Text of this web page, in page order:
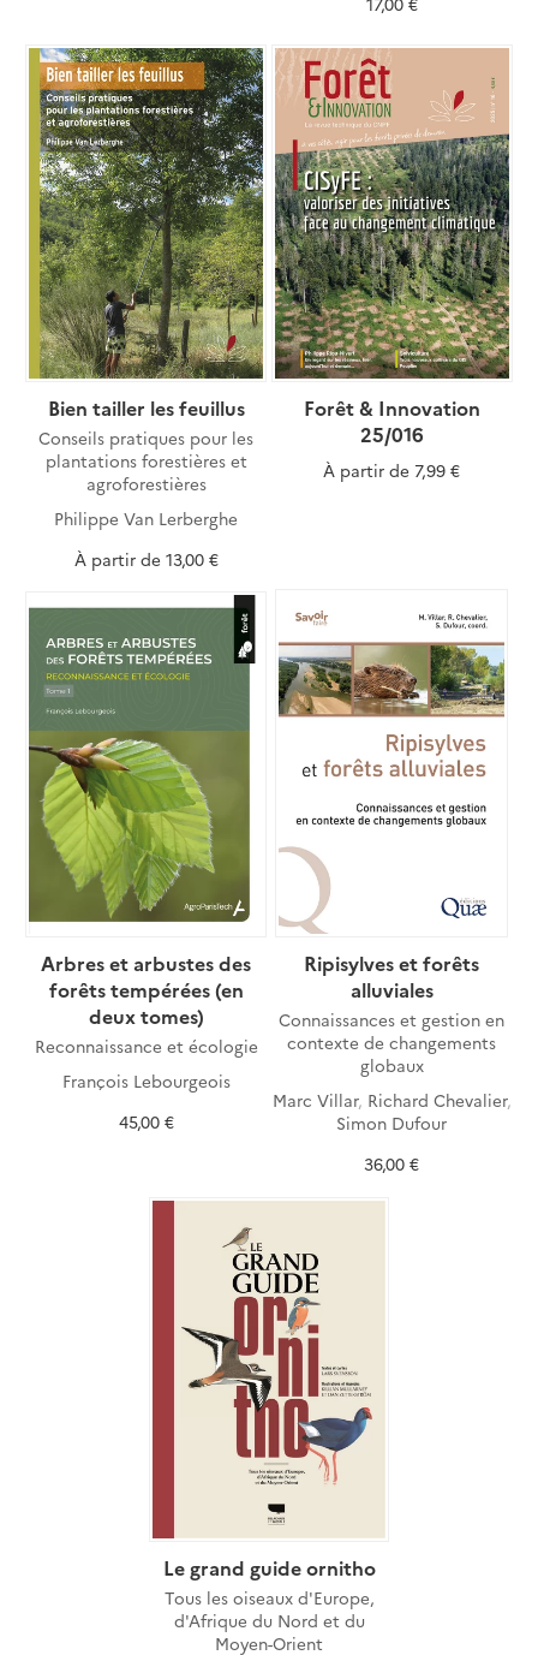
Bien tailler les feuillus
Conseils pratiques pour les
plantations forestières et
agroforestières
Philippe Van Lerberghe
À partir de 13,00 €
Forêt & Innovation
25/016
À partir de 7,99 €
Arbres et arbustes des
forêts tempérées (en
deux tomes)
Reconnaissance et écologie
François Lebourgeois
45,00 €
Ripisylves et forêts
alluviales
Connaissances et gestion en
contexte de changements
globaux
Marc Villar, Richard Chevalier,
Simon Dufour
36,00 €
Le grand guide ornitho
Tous les oiseaux d'Europe,
d'Afrique du Nord et du
Moyen-Orient